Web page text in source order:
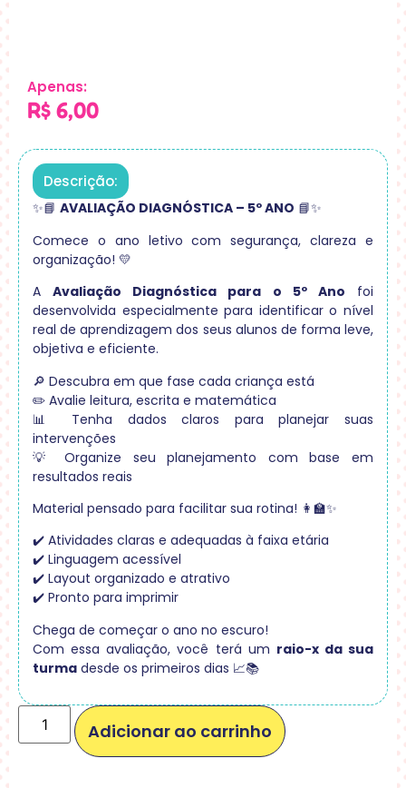
Apenas:
R$ 6,00
Descrição:
✨📘 AVALIAÇÃO DIAGNÓSTICA – 5º ANO 📘✨
Comece o ano letivo com segurança, clareza e
organização! 💛
AAvaliação Diagnóstica para o 5º Ano foi
desenvolvida especialmente para identificar o nível
real de aprendizagem dos seus alunos de forma leve,
objetiva e eficiente.
🔎 Descubra em que fase cada criança está
✏️ Avalie leitura, escrita e matemática
📊 Tenha dados claros para planejar suas
intervenções
💡 Organize seu planejamento com base em
resultados reais
Material pensado para facilitar sua rotina! 👩‍🏫✨
✔️ Atividades claras e adequadas à faixa etária
✔️ Linguagem acessível
✔️ Layout organizado e atrativo
✔️ Pronto para imprimir
Chega de começar o ano no escuro!
Com essa avaliação, você terá um raio-x da sua
turma desde os primeiros dias 📈📚
Adicionar ao carrinho